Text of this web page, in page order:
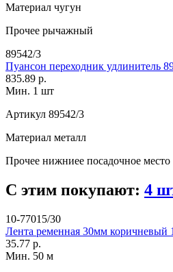
Материал чугун
Прочее рычажный
89542/3
Пуансон переходник удлинитель
835.89 р.
Мин. 1 шт
Артикул 89542/3
Материал металл
Прочее нижниее посадочное место
С этим покупают: 4
10-77015/30
Лента ременная 30мм коричневый
35.77 р.
Мин. 50 м